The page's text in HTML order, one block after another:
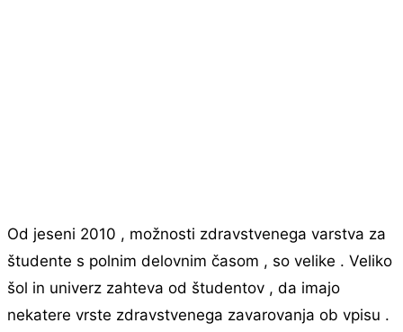
Od jeseni 2010 , možnosti zdravstvenega varstva za
študente s polnim delovnim časom , so velike . Veliko
šol in univerz zahteva od študentov , da imajo
nekatere vrste zdravstvenega zavarovanja ob vpisu .